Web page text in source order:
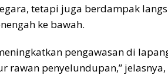
tetapi juga berdampak
ke bawah.
pengawasan di
rawan penyelundupan,” jelasnya,